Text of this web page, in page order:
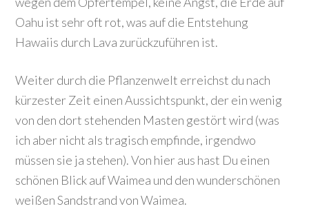
Oahu ist sehr oft rot, was auf die Entstehung
Hawaiis durch Lava zurückzuführen ist.
Weiter durch die Pflanzenwelt erreichst du nach
kürzester Zeit einen Aussichtspunkt, der ein wenig
von den dort stehenden Masten gestört wird (was
ich aber nicht als tragisch empfinde, irgendwo
müssen sie ja stehen). Von hier aus hast Du einen
schönen Blick auf Waimea und den wunderschönen
weißen Sandstrand von Waimea.